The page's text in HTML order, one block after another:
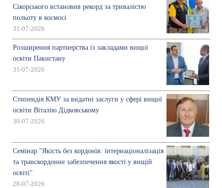
Сікорського встановив рекорд за тривалістю
польоту в космосі
31-07-2026
Розширення партнерства із закладами вищої
освіти Пакистану
31-07-2026
Стипендія КМУ за видатні заслуги у сфері вищої
освіти Віталію Дідковському
30-07-2026
Семінар "Якість без кордонів: інтернаціоналізація
та транскордонне забезпечення якості у вищій
освіті"
28-07-2026